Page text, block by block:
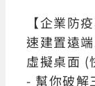
【企業防
速建置遠
虛擬桌面 (
- 幫你破解